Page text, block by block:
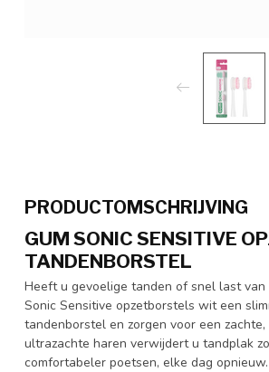
PRODUCTOMSCHRIJVING
GUM SONIC SENSITIVE
TANDENBORSTEL
Heeft u gevoelige tanden of snel last
Sonic Sensitive opzetborstels wit een
tandenborstel en zorgen voor een
ultrazachte haren verwijdert u tandplak
comfortabeler poetsen, elke dag opnieuw.